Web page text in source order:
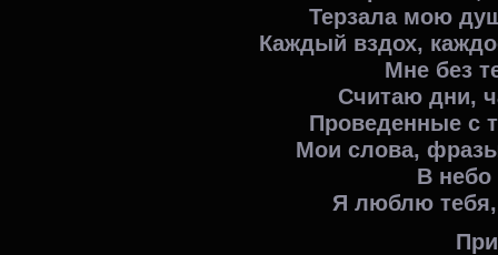
Терзала мою
Каждый вздох,
Мне без
Считаю дни,
Проведенные с
Мои слова,
В небо
Я люблю